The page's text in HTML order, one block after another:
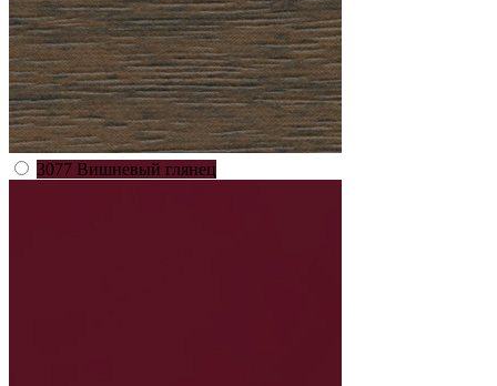
3077 Вишневый глянец